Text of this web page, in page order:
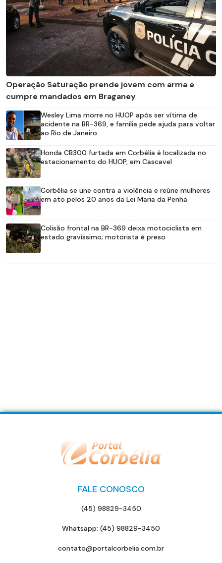
Operação Saturação prende jovem com arma e
cumpre mandados em Braganey
Wesley Lima morre no HUOP após ser vítima de
acidente na BR-369, e família pede ajuda para voltar
ao Rio de Janeiro
Honda CB300 furtada em Corbélia é localizada no
estacionamento do HUOP, em Cascavel
Corbélia se une contra a violência e reúne mulheres
em ato pelos 20 anos da Lei Maria da Penha
Colisão frontal na BR-369 deixa motociclista em
estado gravíssimo; motorista é preso
FALE CONOSCO
(45) 98829-3450
Whatsapp: (45) 98829-3450
contato@portalcorbelia.com.br